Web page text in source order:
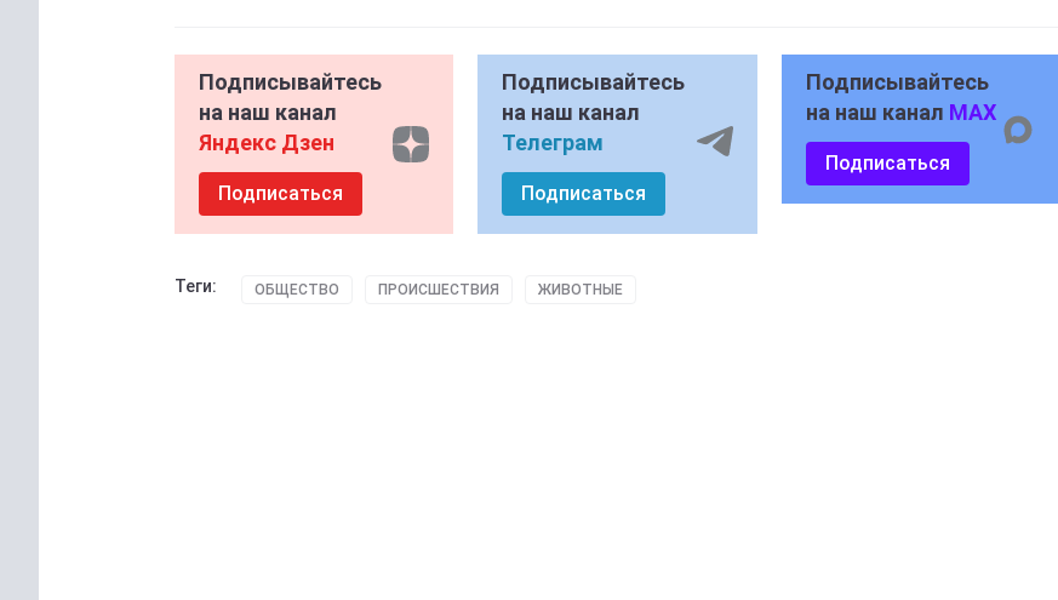
Подписывайтесь
на наш канал
Яндекс Дзен
Подписаться
Подписывайтесь
на наш канал
Телеграм
Подписаться
Подписывайтесь
на наш канал MAX
Подписаться
Теги: ОБЩЕСТВО ПРОИСШЕСТВИЯ ЖИВОТНЫЕ